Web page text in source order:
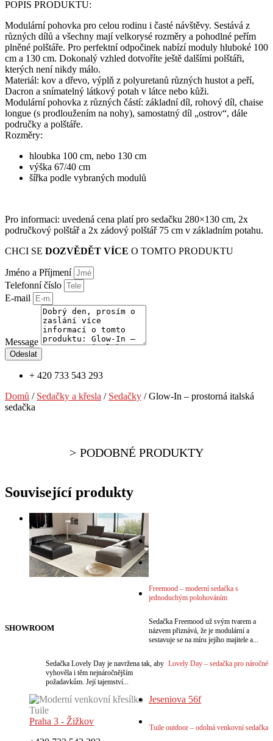
POPIS PRODUKTU:
Modulární pohovka pro celou rodinu i časté návštěvy. Sestává z
různých dílů a všechny mají velkorysé rozměry a pohodlné peřím
plněné polštáře. Pro perfektní odpočinek nabízí moduly hluboké 100
cm a 130 cm. Dokonalý vzhled dotvoříte ještě dalšími polštáři,
kterých není nikdy málo.
Materiál: kov a dřevo, výplň z polyuretanů různých hustot a peří,
Dacron a snímatelný látkový potah v látce nebo kůži.
Modulární pohovka z různých částí: základní díl, rohový díl, chaise
longue (s prodloužením na nohy), samostatný díl „ostrov“, dále
područky a polštáře.
Rozměry:
hloubka 100 cm, nebo 130 cm
výška 67/40 cm
šířka podle vybraných modulů
Pro informaci: uvedená cena platí pro sedačku 280×130 cm, 2x
područkový polštář a 2x zádový polštář 75 cm v základním potahu.
CHCI SE DOZVĚDĚT VÍCE O TOMTO PRODUKTU
Jméno a Příjmení
Telefonní číslo
E-mail
Message
Odeslat
+ 420 733 543 293
Domů / Sedačky a křesla / Sedačky / Glow-In – prostorná italská
sedačka
PODOBNÉ PRODUKTY
Související produkty
Freemood – moderní sedačka s
jednoduchým polohováním
Sedačka Freemood už svým tvarem a
názvem přiznává, že je modulární a
sestavuje se na míru jejího majitele a...
Lovely Day – sedačka pro náročné
Sedačka Lovely Day je navržena tak, aby
vyhověla i těm nejnáročnějším
požadavkům. Její tajemství...
Tuile outdoor – odolná venkovní sedačka
SHOWROOM
Jeseniova 56f
Praha 3 - Žižkov